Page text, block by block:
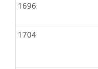
1696
1704